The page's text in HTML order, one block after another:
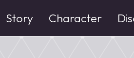
Story Character